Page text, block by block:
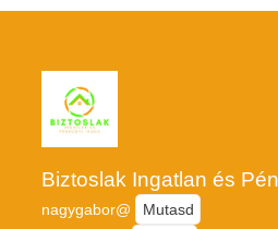
Biztoslak Ingatlan és
nagygabor@
Mutasd